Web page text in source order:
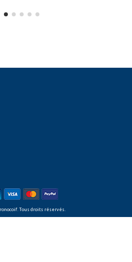
Tous droits réservés.